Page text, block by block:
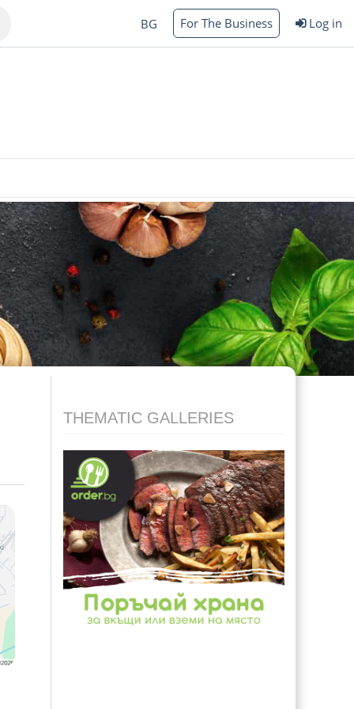
BG For The Business Log in
THEMATIC GALLERIES